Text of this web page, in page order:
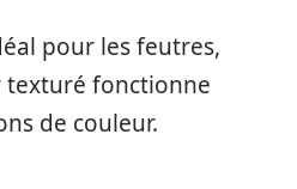
pour les feutres,
texturé fonctionne
de couleur.